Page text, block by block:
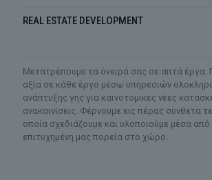
REAL ESTATE DEVELOPMENT
Mετατρέπουμε τα όνειρά σας σε απτά
αξία σε κάθε έργο μέσω υπηρεσιών
ανάπτυξης γης για καινοτομικές νέες
ανακαινίσεις. Φέρνουμε εις πέρας σύνθετα
οποία σχεδιάζουμε και υλοποιούμε μέσα από
επιτυχημένη μας πορεία στο χώρο.